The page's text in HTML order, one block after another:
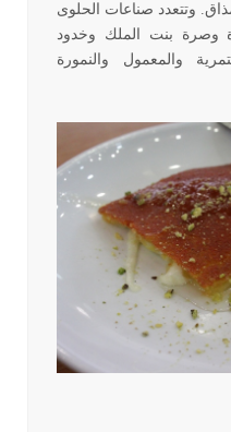
وتتعدد صناعات الحلوى
وصرة بنت الملك وخدود
والمعمول والنمورة